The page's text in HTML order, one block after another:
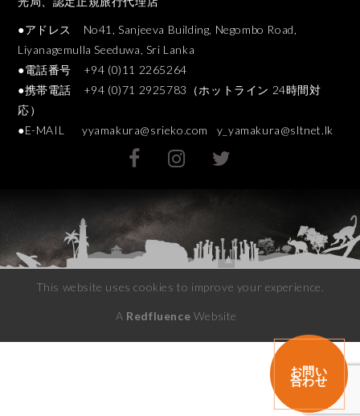
お問い
合わせ
●アドレス No41, Sanjeeva Building, Negombo Road,
Liyanagemulla Seeduwa, Sri Lanka
●電話番号 +94 (0)11 2265264
●携帯電話 +94 (0)71 2925783（ホットライン 24時間対
応）
●E-MAIL yyamakura@srieko.com y_yamakura@sltnet.lk
This website uses cookies to improve your experience.
A Redfluence Website